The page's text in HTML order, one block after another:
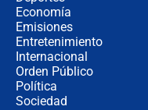
Economía
Emisiones
Entretenimiento
Internacional
Orden Público
Política
Sociedad